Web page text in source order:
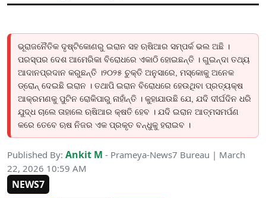
ଭୂରାଜନୈତିକ ଦୃଷ୍ଟିକୋଣରୁ ଇରାନ ସହ ଋଷିଆର ସମ୍ପର୍କ ଭଲ ଅଛି ।
ପରସ୍ପର ଦେଶ ଆମେରିକା ବିରୋଧରେ ଏକାଠି ହୋଇଛନ୍ତି । ଗୁଇନ୍ଦା ତଥ୍ୟ
ଆଦାନପ୍ରଦାନ କରୁଛନ୍ତି ।୨୦୨୫ ଚୁକ୍ତି ଅନୁସାରେ, ମସ୍କୋକୁ ଅନେକ
ଡ୍ରୋନ୍ ଦେଇଛି ଇରାନ । ତଥାପି ଇରାନ ବିରୋଧରେ ହେଉଥିବା ପ୍ରତ୍ୟକ୍ଷ
ଆକ୍ରମଣକୁ ପୁଟିନ ରୋକିପାରୁ ନାହାଁନ୍ତି । କୁହାଯାଉଛି ଯେ, ଯଦି ଦୀର୍ଘଦିନ ଧରି
ଯୁଦ୍ଧ ଚାଲେ ତାହାଲେ ଋଷିଆର କ୍ଷତି ହେବ । ଯଦି ଇରାନ ଆତ୍ମସମର୍ପଣ
କରେ ତେବେ ଋଷ ନିଜର ଏକ ପ୍ରକୃତ ବନ୍ଧୁକୁ ହରାଇବ ।
Published By: Ankit M - Prameya-News7 Bureau | March
22, 2026 10:59 AM
NEWS7